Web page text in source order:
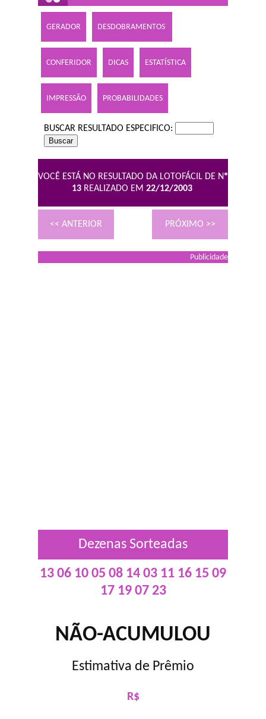
GERADOR DESDOBRAMENTOS
CONFERIDOR DICAS ESTATÍSTICA
IMPRESSÃO PROBABILIDADES
BUSCAR RESULTADO ESPECIFICO:
VOCÊ ESTÁ NO RESULTADO DA LOTOFÁCIL DE Nº
13 REALIZADO EM 22/12/2003
<< ANTERIOR PRÓXIMO >>
Publicidade
Dezenas Sorteadas
13 06 10 05 08 14 03 11 16 15 09
17 19 07 23
NÃO-ACUMULOU
Estimativa de Prêmio
R$